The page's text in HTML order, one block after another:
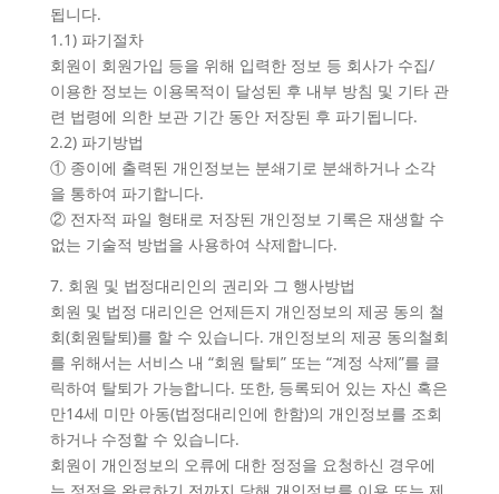
됩니다.
1.1) 파기절차
회원이 회원가입 등을 위해 입력한 정보 등 회사가 수집/
이용한 정보는 이용목적이 달성된 후 내부 방침 및 기타 관
련 법령에 의한 보관 기간 동안 저장된 후 파기됩니다.
2.2) 파기방법
① 종이에 출력된 개인정보는 분쇄기로 분쇄하거나 소각
을 통하여 파기합니다.
② 전자적 파일 형태로 저장된 개인정보 기록은 재생할 수
없는 기술적 방법을 사용하여 삭제합니다.
7. 회원 및 법정대리인의 권리와 그 행사방법
회원 및 법정 대리인은 언제든지 개인정보의 제공 동의 철
회(회원탈퇴)를 할 수 있습니다. 개인정보의 제공 동의철회
를 위해서는 서비스 내 “회원 탈퇴” 또는 “계정 삭제”를 클
릭하여 탈퇴가 가능합니다. 또한, 등록되어 있는 자신 혹은
만14세 미만 아동(법정대리인에 한함)의 개인정보를 조회
하거나 수정할 수 있습니다.
회원이 개인정보의 오류에 대한 정정을 요청하신 경우에